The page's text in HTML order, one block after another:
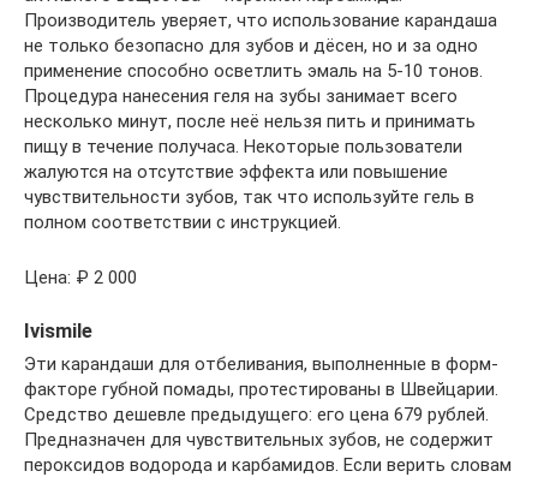
Производитель уверяет, что использование карандаша
не только безопасно для зубов и дёсен, но и за одно
применение способно осветлить эмаль на 5-10 тонов.
Процедура нанесения геля на зубы занимает всего
несколько минут, после неё нельзя пить и принимать
пищу в течение получаса. Некоторые пользователи
жалуются на отсутствие эффекта или повышение
чувствительности зубов, так что используйте гель в
полном соответствии с инструкцией.
Цена: ₽ 2 000
Ivismile
Эти карандаши для отбеливания, выполненные в форм-
факторе губной помады, протестированы в Швейцарии.
Средство дешевле предыдущего: его цена 679 рублей.
Предназначен для чувствительных зубов, не содержит
пероксидов водорода и карбамидов. Если верить словам